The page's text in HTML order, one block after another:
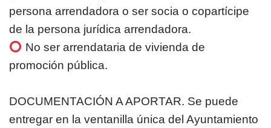
persona arrendadora o ser socia o copartícipe
de la persona jurídica arrendadora.
No ser arrendataria de vivienda de
promoción pública.
DOCUMENTACIÓN A APORTAR. Se puede
entregar en la ventanilla única del Ayuntamiento